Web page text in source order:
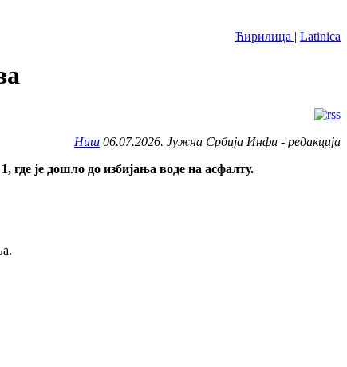
Ћирилица | Latinica
Ниш 06.07.2026. Јужна Србија Инфи - редакција
где је дошло до избијања воде на асфалту.